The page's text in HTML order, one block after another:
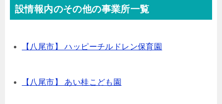
設情報内のその他の事業所一覧
【八尾市】 ハッピーチルドレン保育園
【八尾市】 あい桂こども園